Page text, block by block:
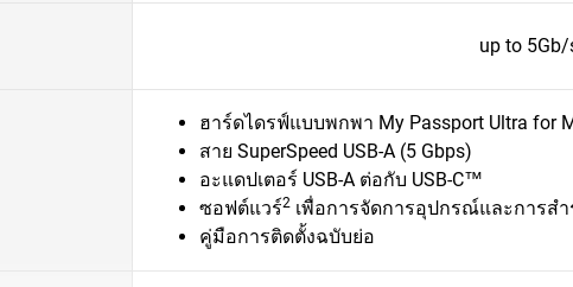
up to 5Gb/
ฮาร์ดไดรฟ์แบบพกพา My Passport Ultra for
สาย SuperSpeed USB-A (5 Gbps)
อะแดปเตอร์ USB-A ต่อกับ USB-C™
ซอฟต์แวร์2 เพื่อการจัดการอุปกรณ์และการส
คู่มือการติดตั้งฉบับย่อ